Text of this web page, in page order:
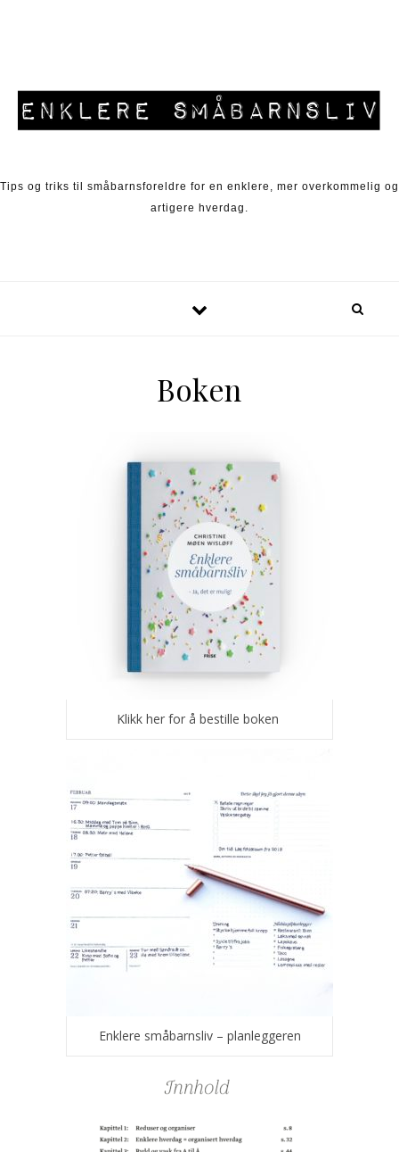
Tips og triks til småbarnsforeldre for en enklere, mer overkommelig og
artigere hverdag.
Boken
Klikk her for å bestille boken
Enklere småbarnsliv – planleggeren